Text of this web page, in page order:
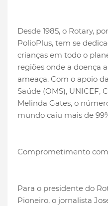
Desde 1985, o Rotary,
PolioPlus, tem se
crianças em todo o
regiões onde a doença
ameaça. Com o apoio
Saúde (OMS), UNICEF,
Melinda Gates, o
mundo caiu mais de
Comprometimento
Para o presidente do
Pioneiro, o jornalista